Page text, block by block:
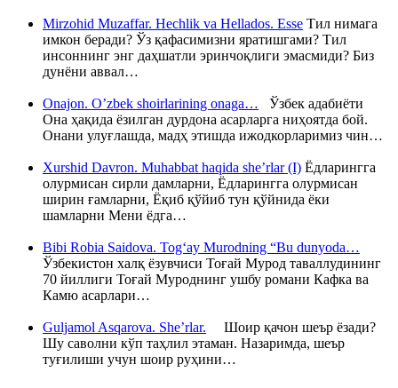
Mirzohid Muzaffar. Hechlik va Hellados. Esse Тил нимага
имкон беради? Ўз қафасимизни яратишгами? Тил
инсоннинг энг даҳшатли эринчоқлиги эмасмиди? Биз
дунёни аввал…
Onajon. O’zbek shoirlarining onaga… Ўзбек адабиёти
Она ҳақида ёзилган дурдона асарларга ниҳоятда бой.
Онани улуғлашда, мадҳ этишда ижодкорларимиз чин…
Xurshid Davron. Muhabbat haqida she’rlar (I) Ёдларингга
олурмисан сирли дамларни, Ёдларингга олурмисан
ширин ғамларни, Ёқиб қўйиб тун қўйнида ёки
шамларни Мени ёдга…
Bibi Robia Saidova. Tog‘ay Murodning “Bu dunyoda…
Ўзбекистон халқ ёзувчиси Тоғай Мурод таваллудининг
70 йиллиги Тоғай Муроднинг ушбу романи Кафка ва
Камю асарлари…
Guljamol Asqarova. She’rlar. Шоир қачон шеър ёзади?
Шу саволни кўп таҳлил этаман. Назаримда, шеър
туғилиши учун шоир руҳини…